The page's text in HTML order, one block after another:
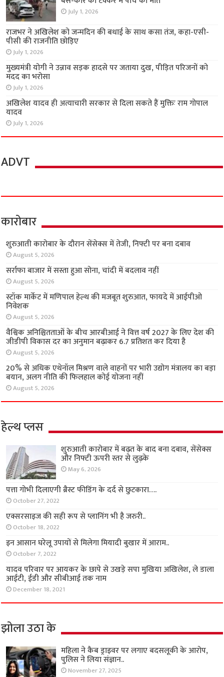
July 1, 2026
राजभर ने अखिलेश को जन्मदिन की बधाई के साथ कसा तंज, कहा-एसी-
पीसी की राजनीति छोड़िए
July 1, 2026
मुख्यमंत्री योगी ने उन्नाव सड़क हादसे पर जताया दुख, पीड़ित परिजनों को
मदद का भरोसा
July 1, 2026
अखिलेश यादव ही अत्याचारी सरकार से दिला सकते हैं मुक्तिः राम गोपाल
यादव
July 1, 2026
ADVT
कारोबार
शुरुआती कारोबार के दौरान सेंसेक्स में तेजी, निफ्टी पर बना दबाव
August 5, 2026
सर्राफा बाजार में सस्ता हुआ सोना, चांदी में बदलाव नहीं
August 5, 2026
स्टॉक मार्केट में मणिपाल हेल्थ की मजबूत शुरुआत, फायदे में आईपीओ
निवेशक
August 5, 2026
वैश्विक अनिश्चितताओं के बीच आरबीआई ने वित्त वर्ष 2027 के लिए देश की
जीडीपी विकास दर का अनुमान बढ़ाकर 6.7 प्रतिशत कर दिया है
August 5, 2026
20% से अधिक एथेनॉल मिश्रण वाले वाहनों पर भारी उद्योग मंत्रालय का बड़ा
बयान, अलग नीति की फिलहाल कोई योजना नहीं
August 5, 2026
हेल्थ प्लस
शुरुआती कारोबार में बढ़त के बाद बना दबाव, सेंसेक्स
और निफ्टी ऊपरी स्तर से लुढ़के
May 6, 2026
पत्ता गोभी दिलाएगी ब्रैस्ट फीडिंग के दर्द से छुटकारा….
October 27, 2022
एक्सरसाइज की सही रूप से प्लानिंग भी है जरुरी..
October 18, 2022
इन आसान घरेलू उपायों से मिलेगा मियादी बुखार में आराम..
October 7, 2022
यादव परिवार पर आयकर के छापे से उखड़े सपा मुखिया अखिलेश, ले डाला
आईटी, ईडी और सीबीआई तक नाम
December 18, 2021
झोला उठा के
महिला ने कैब ड्राइवर पर लगाए बदसलूकी के आरोप,
पुलिस ने लिया संज्ञान..
November 27, 2025